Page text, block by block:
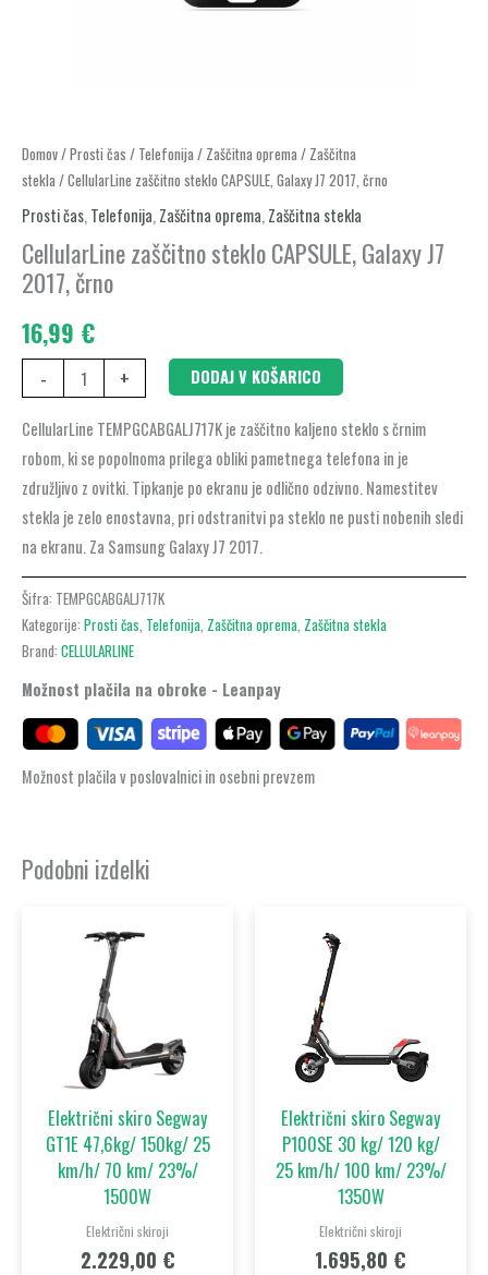
Domov/Prosti čas / Telefonija/ Zaščitna oprema/ Zaščitna
stekla/ CellularLine zaščitno steklo CAPSULE, Galaxy J7 2017, črno
Prosti čas, Telefonija, Zaščitna oprema, Zaščitna stekla
CellularLine zaščitno steklo CAPSULE, Galaxy J7
2017, črno
16,99 €
-
CellularLine
zaščitno
steklo
CAPSULE,
Galaxy
2017,
črno
količina
+ DODAJ V KOŠARICO
CellularLine TEMPGCABGALJ717K je zaščitno kaljeno steklo s črnim
robom, ki se popolnoma prilega obliki pametnega telefona in je
združljivo z ovitki. Tipkanje po ekranu je odlično odzivno. Namestitev
stekla je zelo enostavna, pri odstranitvi pa steklo ne pusti nobenih sledi
na ekranu. Za Samsung Galaxy J7 2017.
Šifra: TEMPGCABGALJ717K
Kategorije: Prosti čas Telefonija Zaščitna oprema Zaščitna stekla
Brand: CELLULARLINE
Možnost plačila na obroke - Leanpay
Možnost plačila v poslovalnici in osebni prevzem
Podobni izdelki
Električni skiro Segway
GT1E 47,6kg/ 150kg/ 25
km/h/ 70 km/ 23%/
1500W
Električni skiroji
2.229,00 €
Električni skiro Segway
P100SE 30 kg/ 120 kg/
25 km/h/ 100 km/ 23%/
1350W
Električni skiroji
1.695,80 €